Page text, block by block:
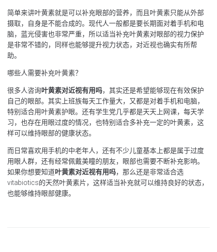
简单来讲叶黄素就是可以补充眼部的营养，而且叶黄素只能从外部
摄取，自身是不能合成的。现代人一般都是要长期面对着手机和电
脑，蓝光侵害也非常严重，所以适当补充叶黄素对眼部的视力保护
是非常不错的，同样也能够提升视力状态，对近视也确实有所帮
助。
哪些人需要补充叶黄素？
很多人咨询叶黄素对近视有用吗，其实还是希望能够现在有效保护
自己的眼部。其实上班族每天工作量大，又都是对着手机和电脑，
特别适合用叶黄素护眼。还有学生党几乎都是天天上网课，每天学
习，也存在用眼过度的情况，也特别适合多补充一定的叶黄素，这
样可以维持眼部的健康状态。
而日常喜欢用手机的中老年人，还有不少儿童基本上都是属于过度
用眼人群，还有经常佩戴美瞳的朋友，眼部也需要不断补充影响。
如果你想要知道叶黄素对近视有用吗，那么还是非常适合选
vitabiotics的天然叶黄素片，这样适当补充就可以维持良好的状态，
也能够维持眼部健康。